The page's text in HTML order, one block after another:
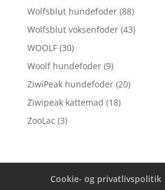
Wolfsblut hundefoder (88)
Wolfsblut voksenfoder (43)
WOOLF (30)
Woolf hundefoder (9)
ZiwiPeak hundefoder (20)
Ziwipeak kattemad (18)
ZooLac (3)
Cookie- og privatlivspolitik